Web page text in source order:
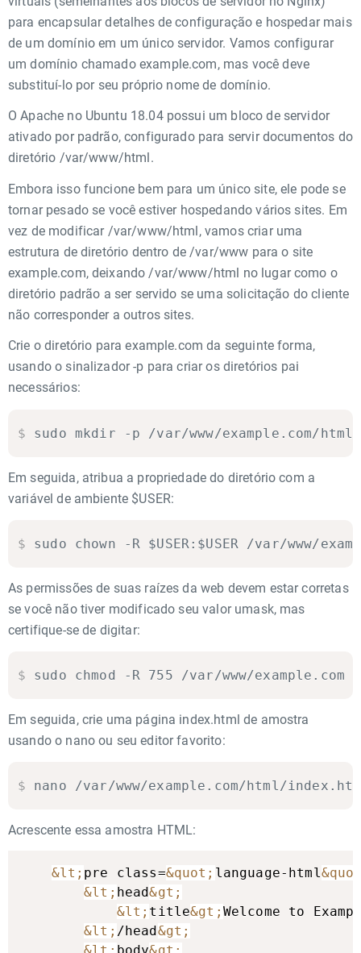
para encapsular detalhes de configuração e hospedar mais
de um domínio em um único servidor. Vamos configurar
um domínio chamado example.com, mas você deve
substituí-lo por seu próprio nome de domínio.
O Apache no Ubuntu 18.04 possui um bloco de servidor
ativado por padrão, configurado para servir documentos do
diretório /var/www/html.
Embora isso funcione bem para um único site, ele pode se
tornar pesado se você estiver hospedando vários sites. Em
vez de modificar /var/www/html, vamos criar uma
estrutura de diretório dentro de /var/www para o site
example.com, deixando /var/www/html no lugar como o
diretório padrão a ser servido se uma solicitação do cliente
não corresponder a outros sites.
Crie o diretório para example.com da seguinte forma,
usando o sinalizador -p para criar os diretórios pai
necessários:
$ sudo mkdir -p /var/www/example.com/html
Em seguida, atribua a propriedade do diretório com a
variável de ambiente $USER:
$ sudo chown -R $USER:$USER /var/www/
As permissões de suas raízes da web devem estar corretas
se você não tiver modificado seu valor umask, mas
certifique-se de digitar:
$ sudo chmod -R 755 /var/www/example.com
Em seguida, crie uma página index.html de amostra
usando o nano ou seu editor favorito:
$ nano /var/www/example.com/html/
Acrescente essa amostra HTML:
&lt; pre class=&quot; language-html
&lt; head&gt;
&lt; title&gt; Welcome to
&lt; /head&gt;